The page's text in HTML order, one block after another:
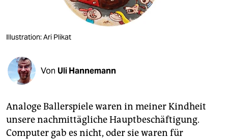
shop
fragen & hilfe
unterstützen
abo
Illustration: Ari Plikat
Von Uli Hannemann
Analoge Ballerspiele waren in meiner Kindheit
unsere nachmittägliche Hauptbeschäftigung.
Computer gab es nicht, oder sie waren für